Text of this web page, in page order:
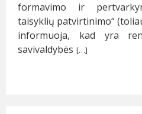
formavimo ir
taisyklių patvirtinimo“
informuoja, kad yra
savivaldybės […]